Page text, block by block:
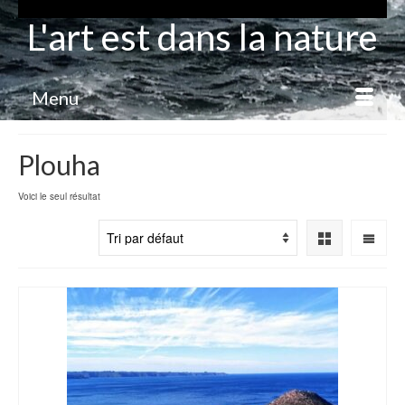
L'art est dans la nature
Menu
Plouha
Voici le seul résultat